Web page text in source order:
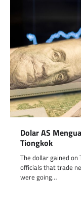
Dolar AS
Tiongkok
The dollar gained on
officials that trade
were going…